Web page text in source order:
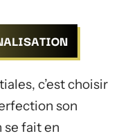
c’est choisir
son
se fait en